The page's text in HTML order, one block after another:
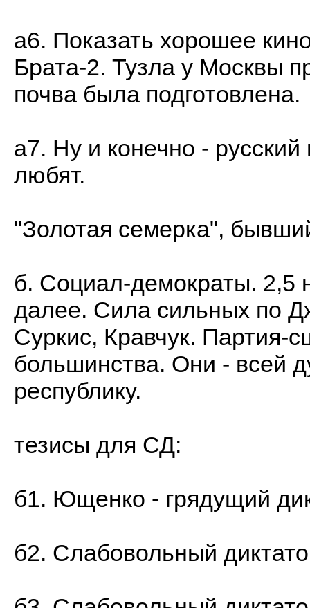
а6. Показать хорошее
Брата-2. Тузла у Москвы
почва была подготовлена.
а7. Ну и конечно -
любят.
"Золотая семерка",
б. Социал-демократы. 2,5
далее. Сила сильных по
Суркис, Кравчук. Партия-
большинства. Они - всей
республику.
тезисы для СД:
б1. Ющенко - грядущий
б2. Слабовольный